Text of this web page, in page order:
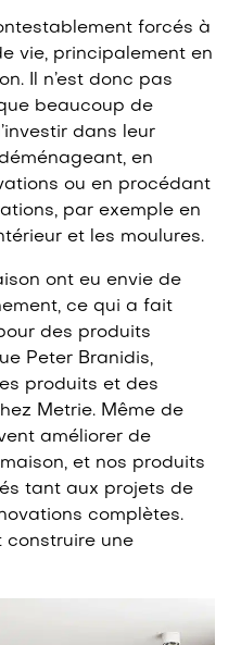
forcés à
vie, principalement en
Il n’est donc pas
beaucoup de
dans leur
en
ou en procédant
par exemple en
et les moulures.
ont eu envie de
ce qui a fait
des produits
Peter Branidis,
produits et des
Metrie. Même de
améliorer de
et nos produits
tant aux projets de
complètes.
construire une